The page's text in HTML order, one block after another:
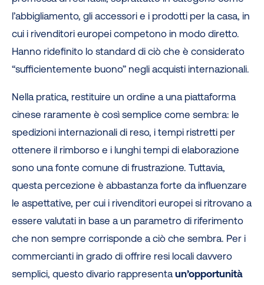
l’abbigliamento, gli accessori e i prodotti per la casa, in
cui i rivenditori europei competono in modo diretto.
Hanno ridefinito lo standard di ciò che è considerato
“sufficientemente buono” negli acquisti internazionali.
Nella pratica, restituire un ordine a una piattaforma
cinese raramente è così semplice come sembra: le
spedizioni internazionali di reso, i tempi ristretti per
ottenere il rimborso e i lunghi tempi di elaborazione
sono una fonte comune di frustrazione. Tuttavia,
questa percezione è abbastanza forte da influenzare
le aspettative, per cui i rivenditori europei si ritrovano a
essere valutati in base a un parametro di riferimento
che non sempre corrisponde a ciò che sembra. Per i
commercianti in grado di offrire resi locali davvero
semplici, questo divario rappresentaun’opportunità